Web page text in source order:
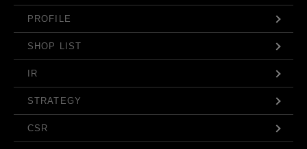
PROFILE
SHOP LIST
IR
STRATEGY
CSR